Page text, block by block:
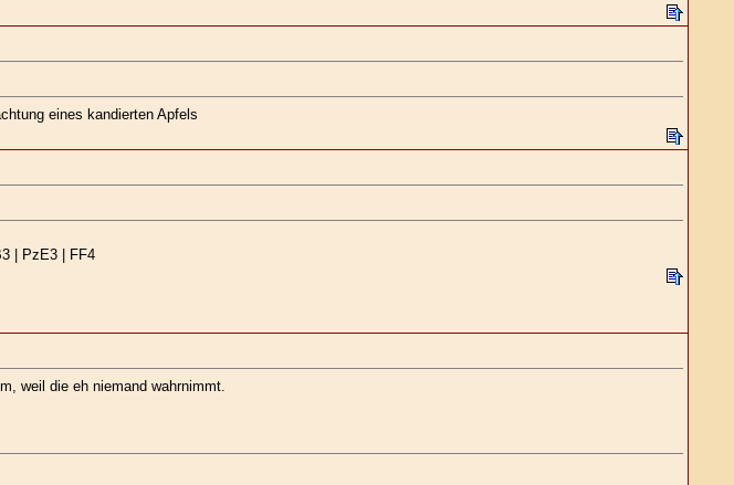
eines kandierten Apfels
| PzE3 | FF4
weil die eh niemand wahrnimmt.